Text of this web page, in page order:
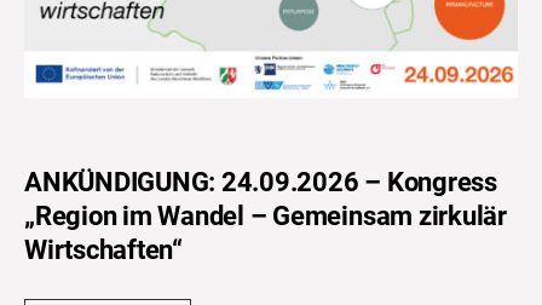
ANKÜNDIGUNG: 24.09.2026 – Kongress
„Region im Wandel – Gemeinsam zirkulär
Wirtschaften“